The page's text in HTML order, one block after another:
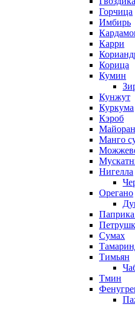
Горчица
Имбирь
Карри
Корица
Кумин
Кунжут
Куркума
Кэроб
Майоран
Манго
Нигелла
Орегано
Паприка
Сумах
Тимьян
Тмин